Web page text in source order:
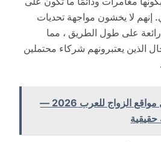
إنهم لا يخشون مواجهة تحديات
على طول الطريق ، مما
الذين يعتبرونهم شركاء محتملين
أفضل مواقع الزواج للعرب 2026 —